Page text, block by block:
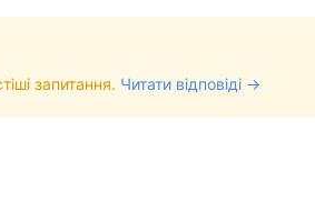
запитання. Читати відповіді →